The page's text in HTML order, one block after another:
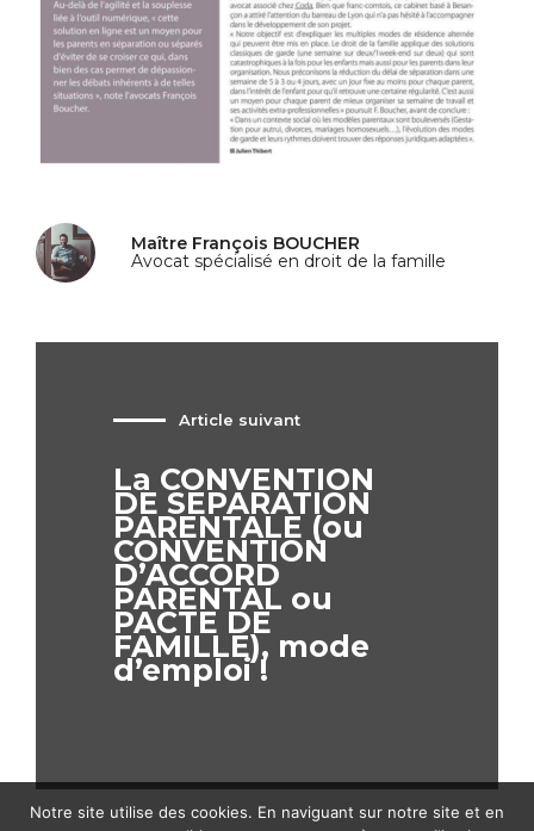
Maître François BOUCHER
Avocat spécialisé en droit de la famille
Article suivant
La CONVENTION
DE SEPARATION
PARENTALE (ou
CONVENTION
D’ACCORD
PARENTAL ou
PACTE DE
FAMILLE), mode
d’emploi !
Notre site utilise des cookies. En naviguant sur notre site et en